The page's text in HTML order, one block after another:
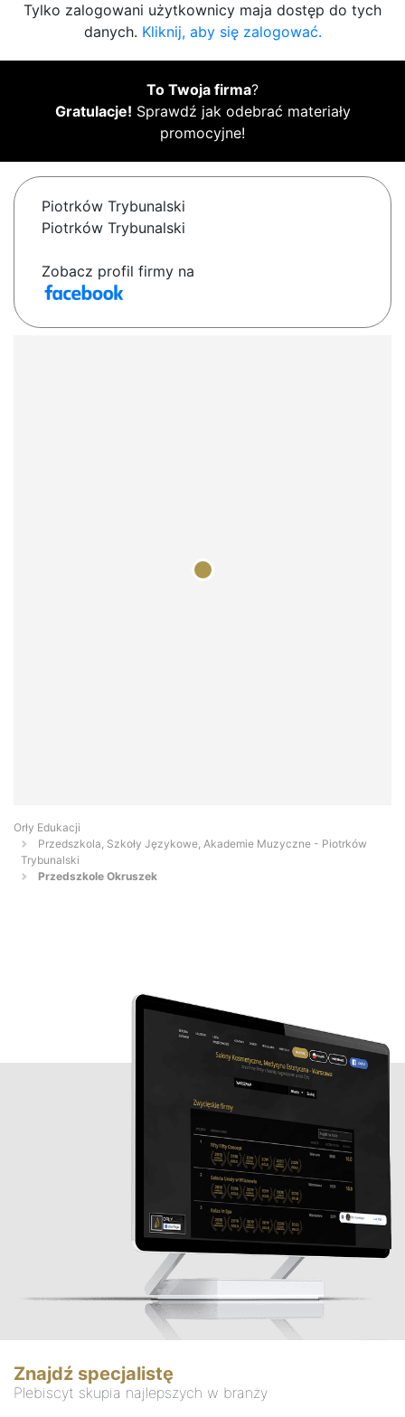
Tylko zalogowani użytkownicy maja dostęp do tych
danych. Kliknij, aby się zalogować.
To Twoja firma?
Gratulacje! Sprawdź jak odebrać materiały
promocyjne!
Piotrków Trybunalski
Piotrków Trybunalski
Zobacz profil firmy na
Orły Edukacji
Przedszkola, Szkoły Językowe, Akademie Muzyczne - Piotrków
Trybunalski
Przedszkole Okruszek
Znajdź specjalistę
Plebiscyt skupia najlepszych w branży